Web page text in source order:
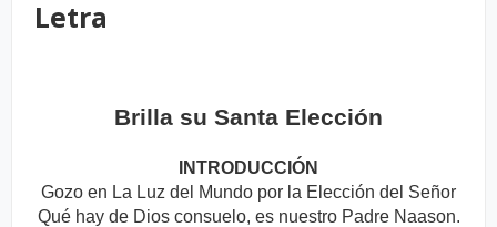
Letra
Brilla su Santa Elección
INTRODUCCIÓN
Gozo en La Luz del Mundo por la Elección del Señor
Qué hay de Dios consuelo, es nuestro Padre Naason.